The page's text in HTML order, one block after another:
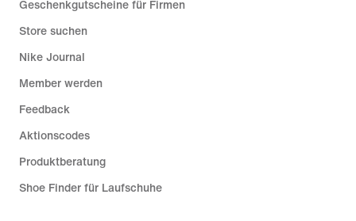
Geschenkgutscheine für Firmen
Store suchen
Nike Journal
Member werden
Feedback
Aktionscodes
Produktberatung
Shoe Finder für Laufschuhe